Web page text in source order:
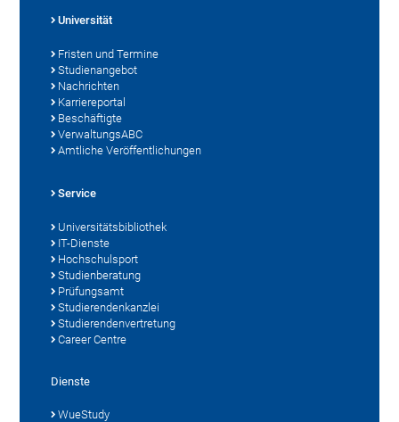
Universität
Fristen und Termine
Studienangebot
Nachrichten
Karriereportal
Beschäftigte
VerwaltungsABC
Amtliche Veröffentlichungen
Service
Universitätsbibliothek
IT-Dienste
Hochschulsport
Studienberatung
Prüfungsamt
Studierendenkanzlei
Studierendenvertretung
Career Centre
Dienste
WueStudy